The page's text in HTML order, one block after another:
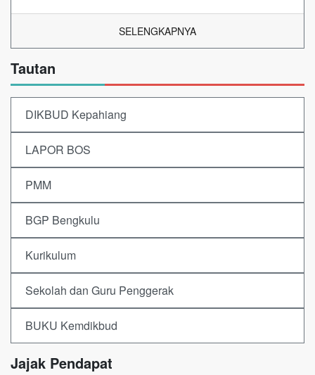
SELENGKAPNYA
Tautan
DIKBUD Kepahiang
LAPOR BOS
PMM
BGP Bengkulu
Kurikulum
Sekolah dan Guru Penggerak
BUKU Kemdikbud
Jajak Pendapat